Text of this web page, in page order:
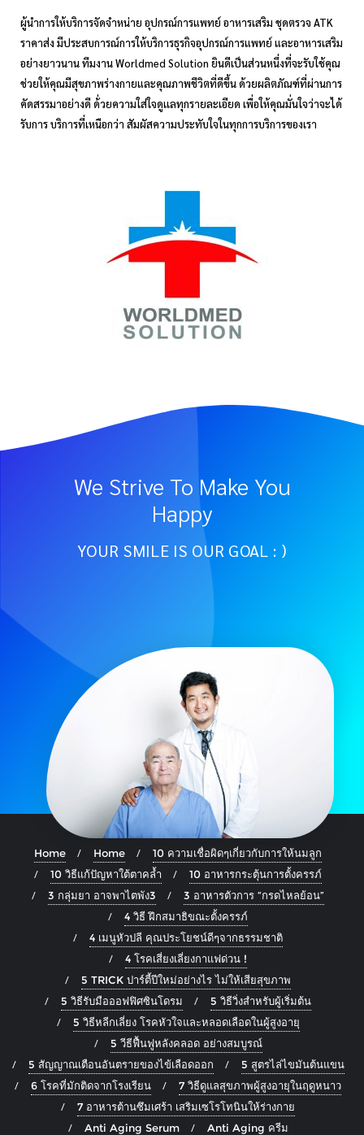
ผู้นำการให้บริการจัดจำหน่าย อุปกรณ์การแพทย์ อาหารเสริม ชุดตรวจ ATK
ราคาส่ง มีประสบการณ์การให้บริการธุรกิจอุปกรณ์การแพทย์ และอาหารเสริม
อย่างยาวนาน ทีมงาน Worldmed Solution ยินดีเป็นส่วนหนึ่งที่จะรับใช้คุณ
ช่วยให้คุณมีสุขภาพร่างกายและคุณภาพชีวิตที่ดีขึ้น ด้วยผลิตภัณฑ์ที่ผ่านการ
คัดสรรมาอย่างดี ด้่วยความใส่ใจดูเเลทุกรายละเอียด เพื่อให้คุณมั่นใจว่าจะได้
รับการ บริการที่เหนือกว่า สัมผัสความประทับใจในทุกการบริการของเรา
We Strive To Make You
Happy
YOUR SMILE IS OUR GOAL : )
Home Home
10 ความเชื่อผิดๆเกี่ยวกับการให้นมลูก
10 วิธีแก้ปัญหาใต้ตาคล้ำ
10 อาหารกระตุ้นการตั้งครรภ์
3 กลุ่มยา อาจพาไตพัง3
3 อาหารตัวการ “กรดไหลย้อน”
4 วิธี ฝึกสมาธิขณะตั้งครรภ์
4 เมนูหัวปลี คุณประโยชน์ดีๆจากธรรมชาติ
4 โรคเสี่ยงเลี่ยงกาแฟด่วน !
5 TRICK ปาร์ตี้ปีใหม่อย่างไร ไม่ให้เสียสุขภาพ
5 วิธีรับมือออฟฟิศซินโดรม
5 วิธีวิ่งสำหรับผู้เริ่มต้น
5 วิธีหลีกเลี่ยง โรคหัวใจและหลอดเลือดในผู้สูงอายุ
5 วีธีฟื้นฟูหลังคลอด อย่างสมบูรณ์
5 สัญญาณเตือนอันตรายของไข้เลือดออก
5 สูตรไล่ไขมันต้นแขน
6 โรคที่มักติดจากโรงเรียน
7 วิธีดูแลสุขภาพผู้สูงอายุในฤดูหนาว
7 อาหารต้านซึมเศร้า เสริมเซโรโทนินให้ร่างกาย
Anti Aging Serum
Anti Aging ครีม